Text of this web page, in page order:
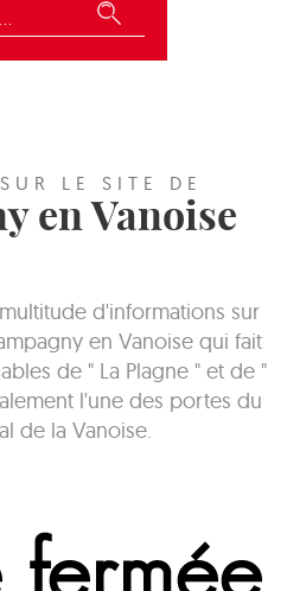
LE SITE DE
en Vanoise
d'informations sur
en Vanoise qui fait
de " La Plagne " et de "
l'une des portes du
de la Vanoise.